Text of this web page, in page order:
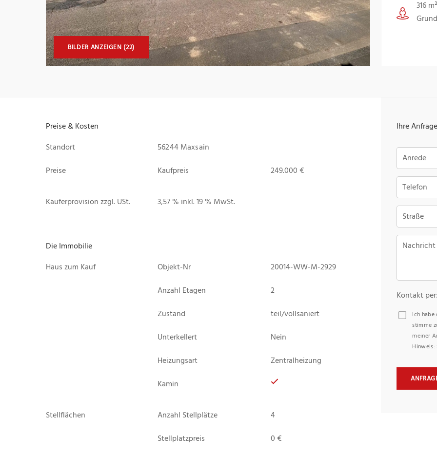
BILDER ANZEIGEN (22)
316 m²
Preise & Kosten
Standort
56244 Maxsain
Preise
Kaufpreis 249.000 €
Käuferprovision zzgl. USt. 3,57 % inkl. 19 % MwSt.
Die Immobilie
Haus zum Kauf
Objekt-Nr
20014-WW-M-2929
Anzahl Etagen
2
Zustand
teil/vollsaniert
Unterkellert
Nein
Heizungsart
Zentralheizung
Kamin
Stellflächen Anzahl Stellplätze
4
Stellplatzpreis
0 €
Ihre Anfrage
Anrede
Telefon
Straße
Nachricht
Kontakt per:
Ich habe
stimme
meiner